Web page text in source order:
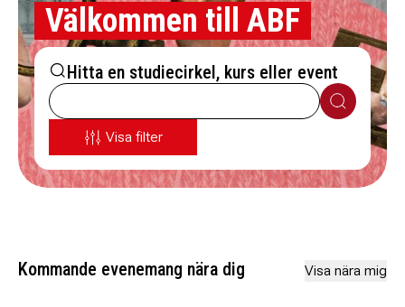
Välkommen till ABF
Hitta en studiecirkel, kurs eller event
Sök
Visa filter
Kommande evenemang nära dig Visa nära mig